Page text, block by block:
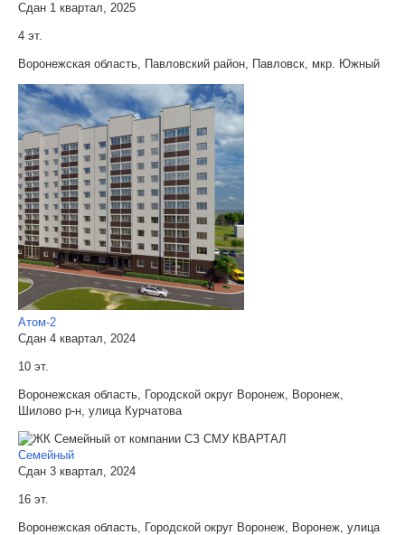
Сдан 1 квартал, 2025
4 эт.
Воронежская область, Павловский район, Павловск, мкр. Южный
Атом-2
Сдан 4 квартал, 2024
10 эт.
Воронежская область, Городской округ Воронеж, Воронеж,
Шилово р-н, улица Курчатова
Семейный
Сдан 3 квартал, 2024
16 эт.
Воронежская область, Городской округ Воронеж, Воронеж, улица